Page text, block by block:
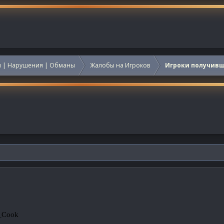
| Нарушения | Обманы Жалобы на Игроков Игроки